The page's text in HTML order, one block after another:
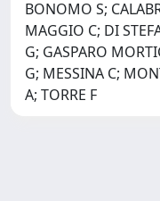
BONOMO S;
MAGGIO C; DI
G; GASPARO
G; MESSINA C;
A; TORRE F